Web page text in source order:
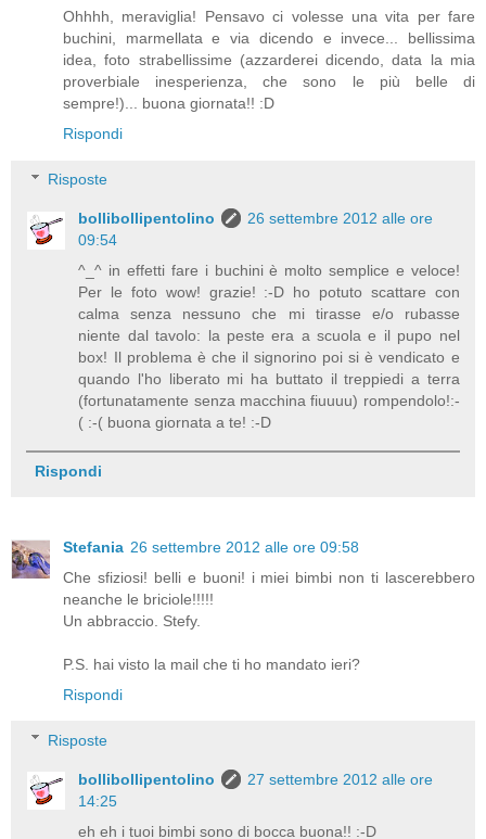
Ohhhh, meraviglia! Pensavo ci volesse una vita per fare
buchini, marmellata e via dicendo e invece... bellissima
idea, foto strabellissime (azzarderei dicendo, data la mia
proverbiale inesperienza, che sono le più belle di
sempre!)... buona giornata!! :D
Rispondi
Risposte
bollibollipentolino
26 settembre 2012 alle ore
09:54
^_^ in effetti fare i buchini è molto semplice e veloce!
Per le foto wow! grazie! :-D ho potuto scattare con
calma senza nessuno che mi tirasse e/o rubasse
niente dal tavolo: la peste era a scuola e il pupo nel
box! Il problema è che il signorino poi si è vendicato e
quando l'ho liberato mi ha buttato il treppiedi a terra
(fortunatamente senza macchina fiuuuu) rompendolo!:-
( :-( buona giornata a te! :-D
Rispondi
Stefania 26 settembre 2012 alle ore 09:58
Che sfiziosi! belli e buoni! i miei bimbi non ti lascerebbero
neanche le briciole!!!!!
Un abbraccio. Stefy.
P.S. hai visto la mail che ti ho mandato ieri?
Rispondi
Risposte
bollibollipentolino
27 settembre 2012 alle ore
14:25
eh eh i tuoi bimbi sono di bocca buona!! :-D